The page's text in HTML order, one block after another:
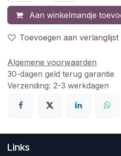
Aan winkelmandje
Toevoegen aan verlanglijst
Algemene voorwaarden
30-dagen geld terug garantie
Verzending: 2-3 werkdagen
Links